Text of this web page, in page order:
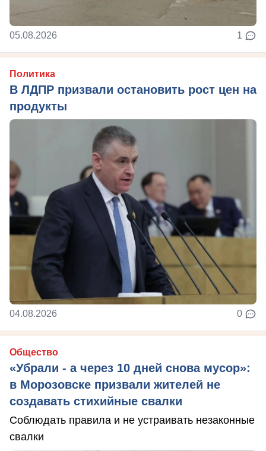
05.08.2026 1
Политика
В ЛДПР призвали остановить рост цен на
продукты
04.08.2026 0
Общество
«Убрали - а через 10 дней снова мусор»:
в Морозовске призвали жителей не
создавать стихийные свалки
Соблюдать правила и не устраивать незаконные
свалки